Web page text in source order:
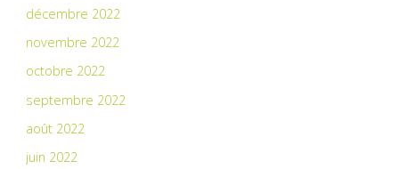
décembre 2022
novembre 2022
octobre 2022
septembre 2022
août 2022
juin 2022